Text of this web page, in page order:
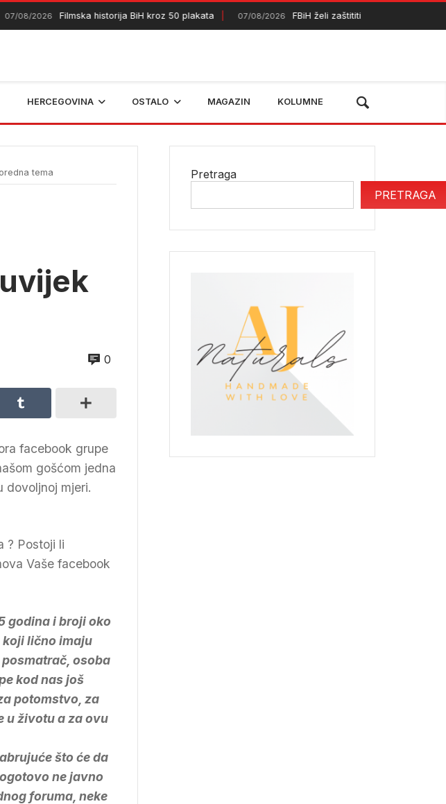
2026 Filmska historija BiH kroz 50 plakata 07/08/2026 FBiH želi zaštititi dodatnih 50.000
HERCEGOVINA OSTALO MAGAZIN KOLUMNE
tema
0
facebook grupe
gošćom jedna
dovoljnoj mjeri.
? Postoji li
Vaše facebook
godina i broji oko
lično imaju
osoba
kod nas još
potomstvo, za
u životu a za ovu
što će da
ne javno
foruma, neke
Pretraga
PRETRAGA